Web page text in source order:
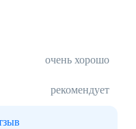
очень хорошо
рекомендует